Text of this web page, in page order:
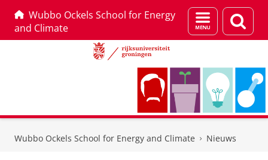
Wubbo Ockels School for Energy
and Climate
Menu
en
Wubbo Ockels School for Energy and Climate Nieuws